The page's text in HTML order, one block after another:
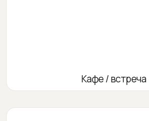
Кафе / встреча